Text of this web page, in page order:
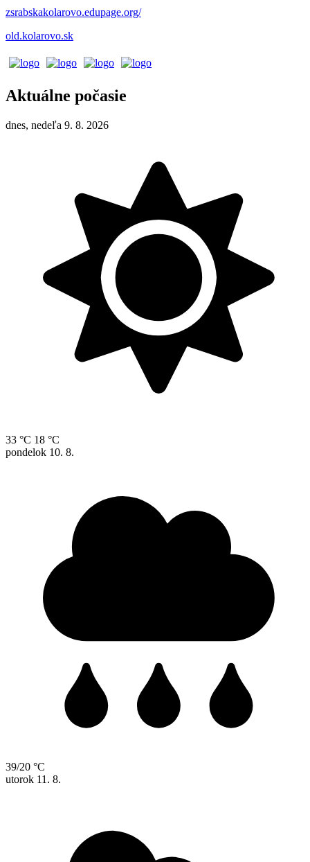
zsrabskakolarovo.edupage.org/
old.kolarovo.sk
Aktuálne počasie
dnes, nedeľa 9. 8. 2026
33 °C 18 °C
pondelok 10. 8.
39/20 °C
utorok 11. 8.